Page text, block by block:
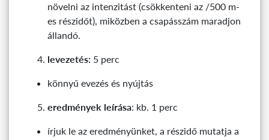
növelni az intenzitást (csökkenteni az /500 m-
es részidőt), miközben a csapásszám maradjon
állandó.
levezetés: 5 perc
könnyű evezés és nyújtás
eredmények leírása: kb. 1 perc
írjuk le az eredményünket, a részidő mutatja a